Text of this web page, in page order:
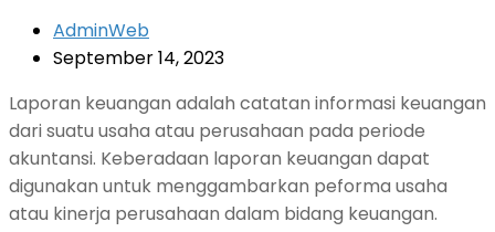
AdminWeb
September 14, 2023
Laporan keuangan adalah catatan informasi keuangan
dari suatu usaha atau perusahaan pada periode
akuntansi. Keberadaan laporan keuangan dapat
digunakan untuk menggambarkan peforma usaha
atau kinerja perusahaan dalam bidang keuangan.